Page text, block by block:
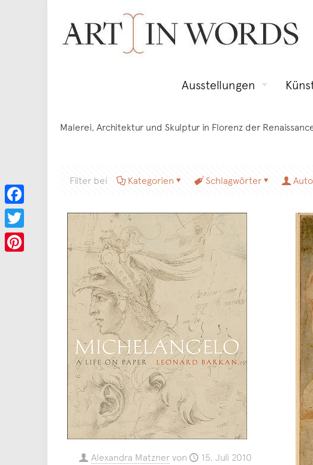
Ausstellungen
Malerei, Architektur und Skulptur in Florenz der
Filter bei Kategorien Schlagwörter
Alexandra Matznervon 15. Juli 2010
Facebook
Twitter